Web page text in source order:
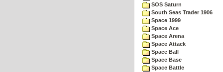
SOS Saturn
South Seas Trader 1906
Space 1999
Space Ace
Space Arena
Space Attack
Space Ball
Space Base
Space Battle